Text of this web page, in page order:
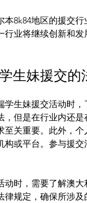
本8k84地区的援交
行业将继续创新和
生妹援交的
学生妹援交活动时
，但是在行业内还
至关重要。此外，
构或平台。参与援
动时，需要了解澳
律规定，确保所涉